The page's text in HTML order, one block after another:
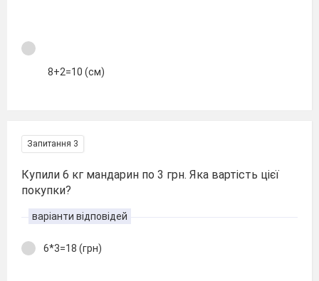
8+2=10 (см)
Запитання 3
Купили 6 кг мандарин по 3 грн. Яка вартість цієї
покупки?
варіанти відповідей
6*3=18 (грн)